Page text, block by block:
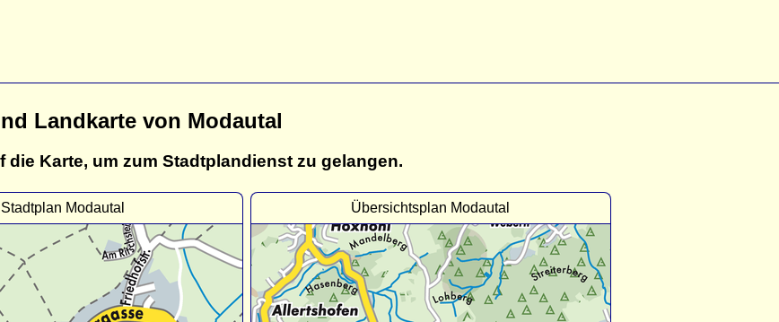
Landkarte von Modautal
die Karte, um zum Stadtplandienst zu gelangen.
Stadtplan Modautal Übersichtsplan Modautal